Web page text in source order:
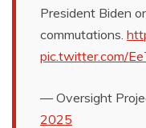
President Biden
commutations.
pic.twitter.com/
— Oversight
2025